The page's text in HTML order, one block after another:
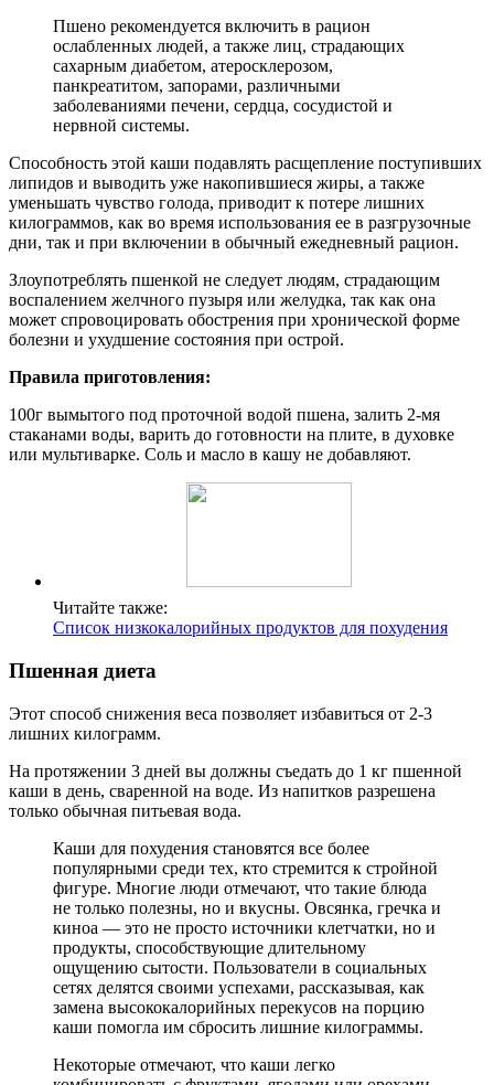
Пшено рекомендуется включить в рацион
ослабленных людей, а также лиц, страдающих
сахарным диабетом, атеросклерозом,
панкреатитом, запорами, различными
заболеваниями печени, сердца, сосудистой и
нервной системы.
Способность этой каши подавлять расщепление поступивших
липидов и выводить уже накопившиеся жиры, а также
уменьшать чувство голода, приводит к потере лишних
килограммов, как во время использования ее в разгрузочные
дни, так и при включении в обычный ежедневный рацион.
Злоупотреблять пшенкой не следует людям, страдающим
воспалением желчного пузыря или желудка, так как она
может спровоцировать обострения при хронической форме
болезни и ухудшение состояния при острой.
Правила приготовления:
100г вымытого под проточной водой пшена, залить 2-мя
стаканами воды, варить до готовности на плите, в духовке
или мультиварке. Соль и масло в кашу не добавляют.
Читайте также:
Список низкокалорийных продуктов для похудения
Пшенная диета
Этот способ снижения веса позволяет избавиться от 2-3
лишних килограмм.
На протяжении 3 дней вы должны съедать до 1 кг пшенной
каши в день, сваренной на воде. Из напитков разрешена
только обычная питьевая вода.
Каши для похудения становятся все более
популярными среди тех, кто стремится к стройной
фигуре. Многие люди отмечают, что такие блюда
не только полезны, но и вкусны. Овсянка, гречка и
киноа — это не просто источники клетчатки, но и
продукты, способствующие длительному
ощущению сытости. Пользователи в социальных
сетях делятся своими успехами, рассказывая, как
замена высококалорийных перекусов на порцию
каши помогла им сбросить лишние килограммы.
Некоторые отмечают, что каши легко